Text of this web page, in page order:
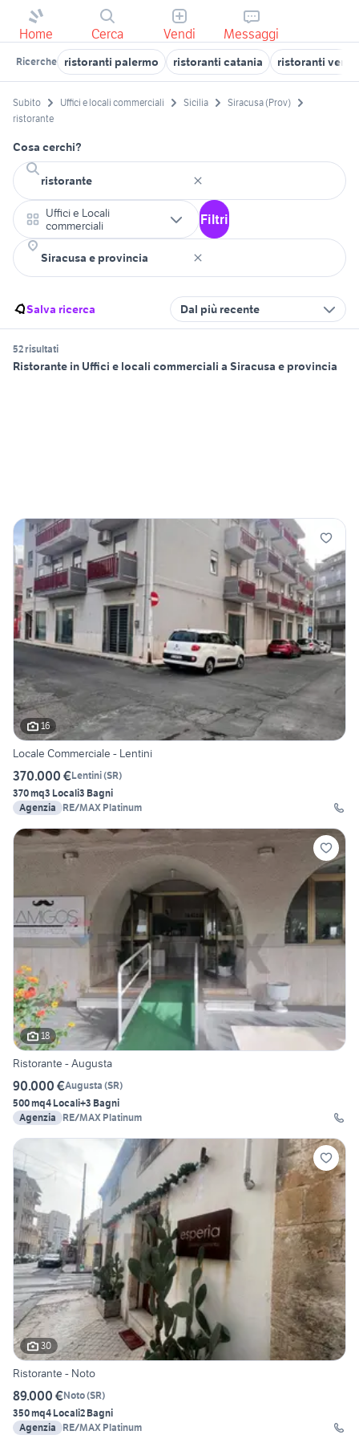
Home Cerca Vendi Messaggi
Ricerche ristoranti palermo ristoranti catania ristoranti
Subito Uffici e locali commerciali Sicilia
Siracusa (Prov)
ristorante
Cosa cerchi?
Uffici e Locali
commerciali
Filtri
Salva ricerca Dal più recente
52 risultati
Ristorante in Uffici e locali commerciali a Siracusa e provincia
16
Locale Commerciale - Lentini
370.000 €Lentini(SR)
370 mq3 Locali3 Bagni
Agenzia
RE/MAX Platinum
18
Ristorante - Augusta
90.000 €Augusta (SR)
500 mq4 Locali+3 Bagni
Agenzia
RE/MAX Platinum
30
Ristorante - Noto
89.000 €Noto(SR)
350 mq4 Locali2 Bagni
Agenzia
RE/MAX Platinum